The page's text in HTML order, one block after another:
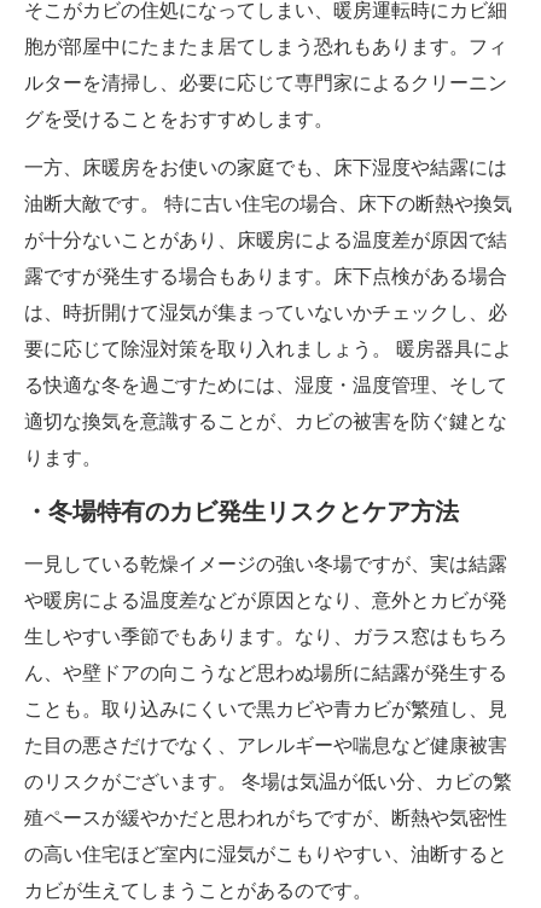
そこがカビの住処になってしまい、暖房運転時にカビ細
胞が部屋中にたまたま居てしまう恐れもあります。フィ
ルターを清掃し、必要に応じて専門家によるクリーニン
グを受けることをおすすめします。
一方、床暖房をお使いの家庭でも、床下湿度や結露には
油断大敵です。 特に古い住宅の場合、床下の断熱や換気
が十分ないことがあり、床暖房による温度差が原因で結
露ですが発生する場合もあります。床下点検がある場合
は、時折開けて湿気が集まっていないかチェックし、必
要に応じて除湿対策を取り入れましょう。 暖房器具によ
る快適な冬を過ごすためには、湿度・温度管理、そして
適切な換気を意識することが、カビの被害を防ぐ鍵とな
ります。
・冬場特有のカビ発生リスクとケア方法
一見している乾燥イメージの強い冬場ですが、実は結露
や暖房による温度差などが原因となり、意外とカビが発
生しやすい季節でもあります。なり、ガラス窓はもちろ
ん、や壁ドアの向こうなど思わぬ場所に結露が発生する
ことも。取り込みにくいで黒カビや青カビが繁殖し、見
た目の悪さだけでなく、アレルギーや喘息など健康被害
のリスクがございます。 冬場は気温が低い分、カビの繁
殖ペースが緩やかだと思われがちですが、断熱や気密性
の高い住宅ほど室内に湿気がこもりやすい、油断すると
カビが生えてしまうことがあるのです。